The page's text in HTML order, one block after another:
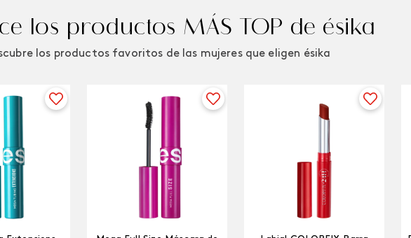
los productos MÁS TOP de ésika
los productos favoritos de las mujeres que eligen ésika